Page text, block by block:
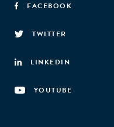
FACEBOOK
TWITTER
LINKEDIN
YOUTUBE